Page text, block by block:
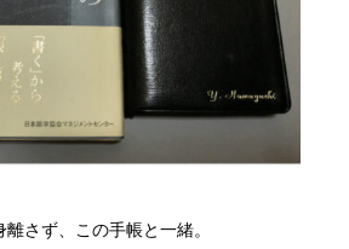
さず、この手帳と一緒。